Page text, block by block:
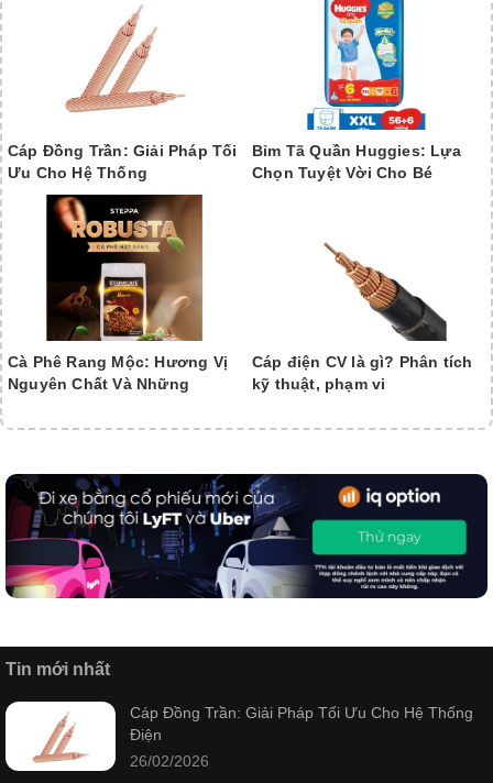
Cáp Đồng Trần: Giải Pháp Tối
Ưu Cho Hệ Thống
Bỉm Tã Quần Huggies: Lựa
Chọn Tuyệt Vời Cho Bé
Cà Phê Rang Mộc: Hương Vị
Nguyên Chất Và Những
Cáp điện CV là gì? Phân tích
kỹ thuật, phạm vi
Tin mới nhất
Cáp Đồng Trần: Giải Pháp Tối Ưu Cho Hệ Thống
Điện
26/02/2026